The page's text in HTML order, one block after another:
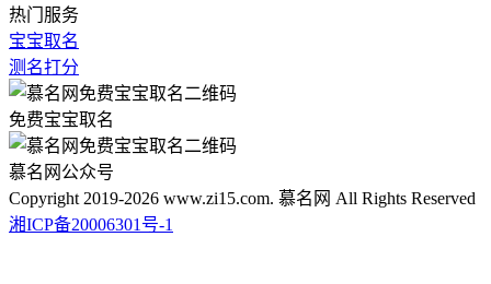
热门服务
宝宝取名
测名打分
免费宝宝取名
慕名网公众号
Copyright 2019-2026 www.zi15.com. 慕名网 All Rights Reserved
湘ICP备20006301号-1